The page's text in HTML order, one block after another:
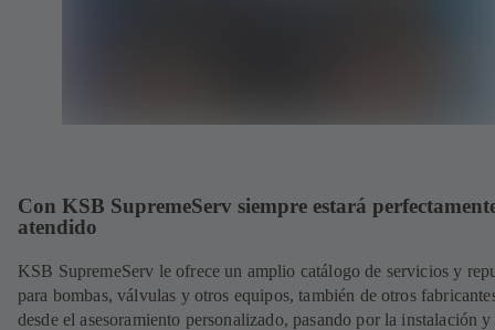
Con KSB SupremeServ siempre estará
atendido
KSB SupremeServ le ofrece un amplio catálogo de servicios y
para bombas, válvulas y otros equipos, también de otros
desde el asesoramiento personalizado, pasando por la instalación y